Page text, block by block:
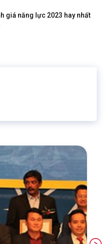
giá năng lực 2023 hay nhất